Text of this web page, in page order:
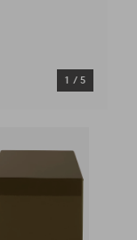
1 / 5